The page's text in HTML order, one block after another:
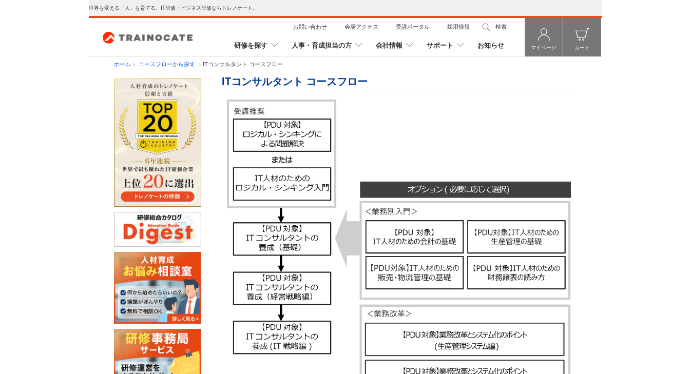
世界を変える「人」を育てる。IT研修・ビジネス研修ならトレノケート。
お問い合わせ 会場アクセス 受講ポータル 採用情報 検索
研修を探す 人事・育成担当の方 会社情報 サポート お知らせ マイページ カート
ホーム > コースフローから探す > ITコンサルタント コースフロー
ITコンサルタント コースフロー